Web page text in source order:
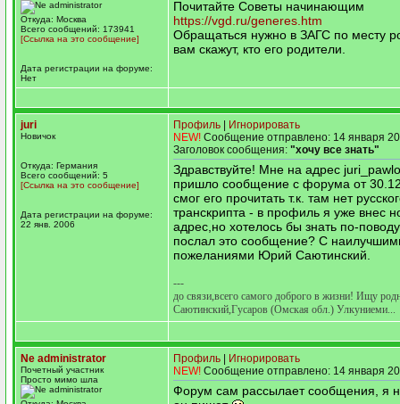
Откуда: Москва
Всего сообщений: 173941
[Ссылка на это сообщение]
Дата регистрации на форуме:
Нет
Почитайте Советы начинающим
https://vgd.ru/generes.htm
Обращаться нужно в ЗАГС по месту
вам скажут, кто его родители.
juri
Новичок
Откуда: Германия
Всего сообщений: 5
[Ссылка на это сообщение]
Дата регистрации на форуме:
22 янв. 2006
Профиль
Игнорировать
NEW! Сообщение отправлено: 14 января
Заголовок сообщения: "хочу все знать"
Здравствуйте! Мне на адрес
пришло сообщение с форума от
смог его прочитать т.к. там нет
транскрипта - в профиль я уже внес
адрес,но хотелось бы знать по-
послал это сообщение? С
пожеланиями Юрий Саютинский.
---
до связи,всего самого доброго в жизни! Ищу
Саютинский,Гусаров (Омская обл.) Улкуниеми...
Ne administrator
Почетный участник
Просто мимо шла
Профиль
Игнорировать
NEW! Сообщение отправлено: 14 января
Форум сам рассылает сообщения, я